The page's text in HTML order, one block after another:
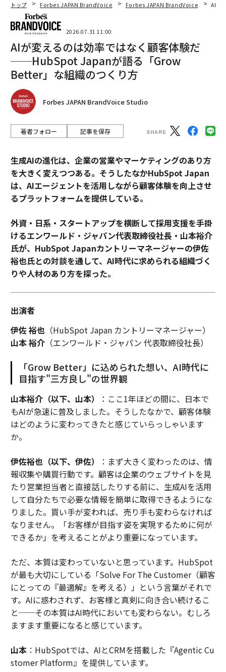
トップ Forbes JAPAN BrandVoice Forbes JAPAN BrandVoice AIが
2026.07.31 11:00
AIが変えるのは効率ではなく顧客体験だ
──HubSpot Japanが語る「Grow
Better」な組織のつくり方
Forbes JAPAN BrandVoice Studio
著者フォロー 記事を保存
生成AIの進化は、企業の営業やマーケティングのあり方
を大きく変えつつある。そうしたなかHubSpot Japan
は、AIエージェントを活用しながら顧客体験を向上させ
るプラットフォームを提供している。
外資・日系・スタートアップを横断して採用支援を手掛
けるエンワールド・ジャパン代表取締役社長・山本裕介
氏が、HubSpot Japanカントリーマネージャーの伊佐
裕也氏との対談を通して、AI時代に求められる組織づく
りや人材のあり方を探った。
出演者
伊佐 裕也（HubSpot Japan カントリーマネージャー）
山本 裕介（エンワールド・ジャパン 代表取締役社長）
「Grow Better」に込められた想い、AI時代に
目指す"三方良し"の世界観
山本裕介（以下、山本）
：ここ1年ほどの間に、日本で
もAIが急速に普及しました。そうしたなかで、顧客体験
はどのように変わってきたと感じていらっしゃいます
か。
伊佐裕也（以下、伊佐）
：まず大きく変わったのは、情
報収集や購買行動です。顧客は企業のウェブサイトを見
たり営業担当者と直接話したりする前に、生成AIを活用
して自分たちで必要な情報を簡単に取得できるようにな
りました。買い手が変われば、売り手も変わらなければ
なりません。「お客様が目指す姿を実現するために何が
できるか」を考えることがより重要になっています。
ただ、本質は変わっていないと思っています。HubSpot
が最も大切にしている「Solve For The Customer（顧客
にとっての『最適解』を考える）」という言葉がそれで
す。AIに惑わされず、お客様と真剣に向き合い続けるこ
と──その本質はAI時代においても変わらない。むしろ
ますます重要になると感じています。
山本：HubSpotでは、AIとCRMを搭載した『Agentic Cu
stomer Platform』を提供しています。